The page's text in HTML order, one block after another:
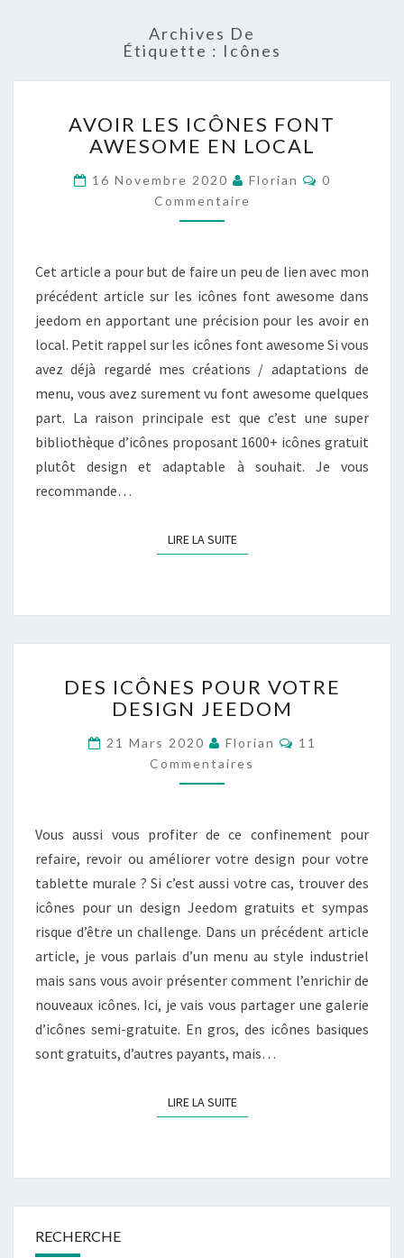
Archives De
Étiquette : Icônes
LES
ICÔNES
AWESOME
EN
LOCAL
AVOIR LES ICÔNES FONT
AWESOME EN LOCAL
16 Novembre 2020 Florian
0
Commentaire
Cet article a pour but de faire un peu de lien avec mon
précédent article sur les icônes font awesome dans
jeedom en apportant une précision pour les avoir en
local. Petit rappel sur les icônes font awesome Si vous
avez déjà regardé mes créations / adaptations de
menu, vous avez surement vu font awesome quelques
part. La raison principale est que c’est une super
bibliothèque d’icônes proposant 1600+ icônes gratuit
plutôt design et adaptable à souhait. Je vous
recommande…
LIRE LA SUITELIRE LA SUITE
ICÔNES
POUR
DESIGN
JEEDOM
DES ICÔNES POUR VOTRE
DESIGN JEEDOM
21 Mars 2020 Florian Commentaires
11
Commentaires
Vous aussi vous profiter de ce confinement pour
refaire, revoir ou améliorer votre design pour votre
tablette murale ? Si c’est aussi votre cas, trouver des
icônes pour un design Jeedom gratuits et sympas
risque d’être un challenge. Dans un précédent article
article, je vous parlais d’un menu au style industriel
mais sans vous avoir présenter comment l’enrichir de
nouveaux icônes. Ici, je vais vous partager une galerie
d’icônes semi-gratuite. En gros, des icônes basiques
sont gratuits, d’autres payants, mais…
LIRE LA SUITELIRE LA SUITE
RECHERCHE